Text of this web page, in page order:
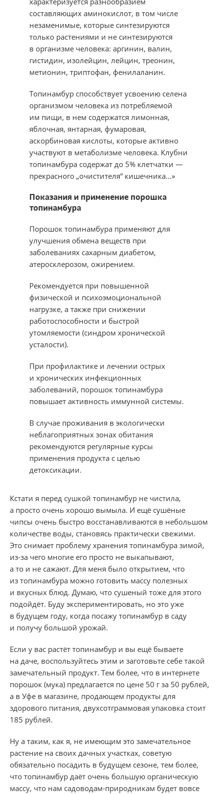
составляющих аминокислот, в том числе
незаменимые, которые синтезируются
только растениями и не синтезируются
в организме человека: аргинин, валин,
гистидин, изолейцин, лейцин, треонин,
метионин, триптофан, фенилаланин.
Топинамбур способствует усвоению селена
организмом человека из потребляемой
им пищи, в нем содержатся лимонная,
яблочная, янтарная, фумаровая,
аскорбиновая кислоты, которые активно
участвуют в метаболизме человека. Клубни
топинамбура содержат до 5% клетчатки —
прекрасного „очистителя“ кишечника...»
Показания и применение порошка
топинамбура
Порошок топинамбура применяют для
улучшения обмена веществ при
заболеваниях сахарным диабетом,
атеросклерозом, ожирением.
Рекомендуется при повышенной
физической и психоэмоциональной
нагрузке, а также при снижении
работоспособности и быстрой
утомляемости (синдром хронической
усталости).
При профилактике и лечении острых
и хронических инфекционных
заболеваний, порошок топинамбура
повышает активность иммунной системы.
В случае проживания в экологически
неблагоприятных зонах обитания
рекомендуются регулярные курсы
применения продукта с целью
детоксикации.
Кстати я перед сушкой топинамбур не чистила,
а просто очень хорошо вымыла. И ещё сушёные
чипсы очень быстро восстанавливаются в небольшом
количестве воды, становясь практически свежими.
Это снимает проблему хранения топинамбура зимой,
из-за чего многие его просто не выкапывают,
а то и не сажают. Для меня было открытием, что
из топинамбура можно готовить массу полезных
и вкусных блюд. Думаю, что сушеный тоже для этого
подойдёт. Буду экспериментировать, но это уже
в будущем году, когда посажу топинамбур в саду
и получу большой урожай.
Если у вас растёт топинамбур и вы ещё бываете
на даче, воспользуйтесь этим и заготовьте себе такой
замечательный продукт. Тем более, что в интернете
порошок (мука) предлагается по цене 50 г за 50 рублей,
а в Уфе в магазине, продающем продукты для
здорового питания, двухсотграммовая упаковка стоит
185 рублей.
Ну а таким, как я, не имеющим это замечательное
растение на своих дачных участках, советую
обязательно посадить в будущем сезоне, тем более,
что топинамбур даёт очень большую органическую
массу, что нам садоводам-природникам будет вовсе